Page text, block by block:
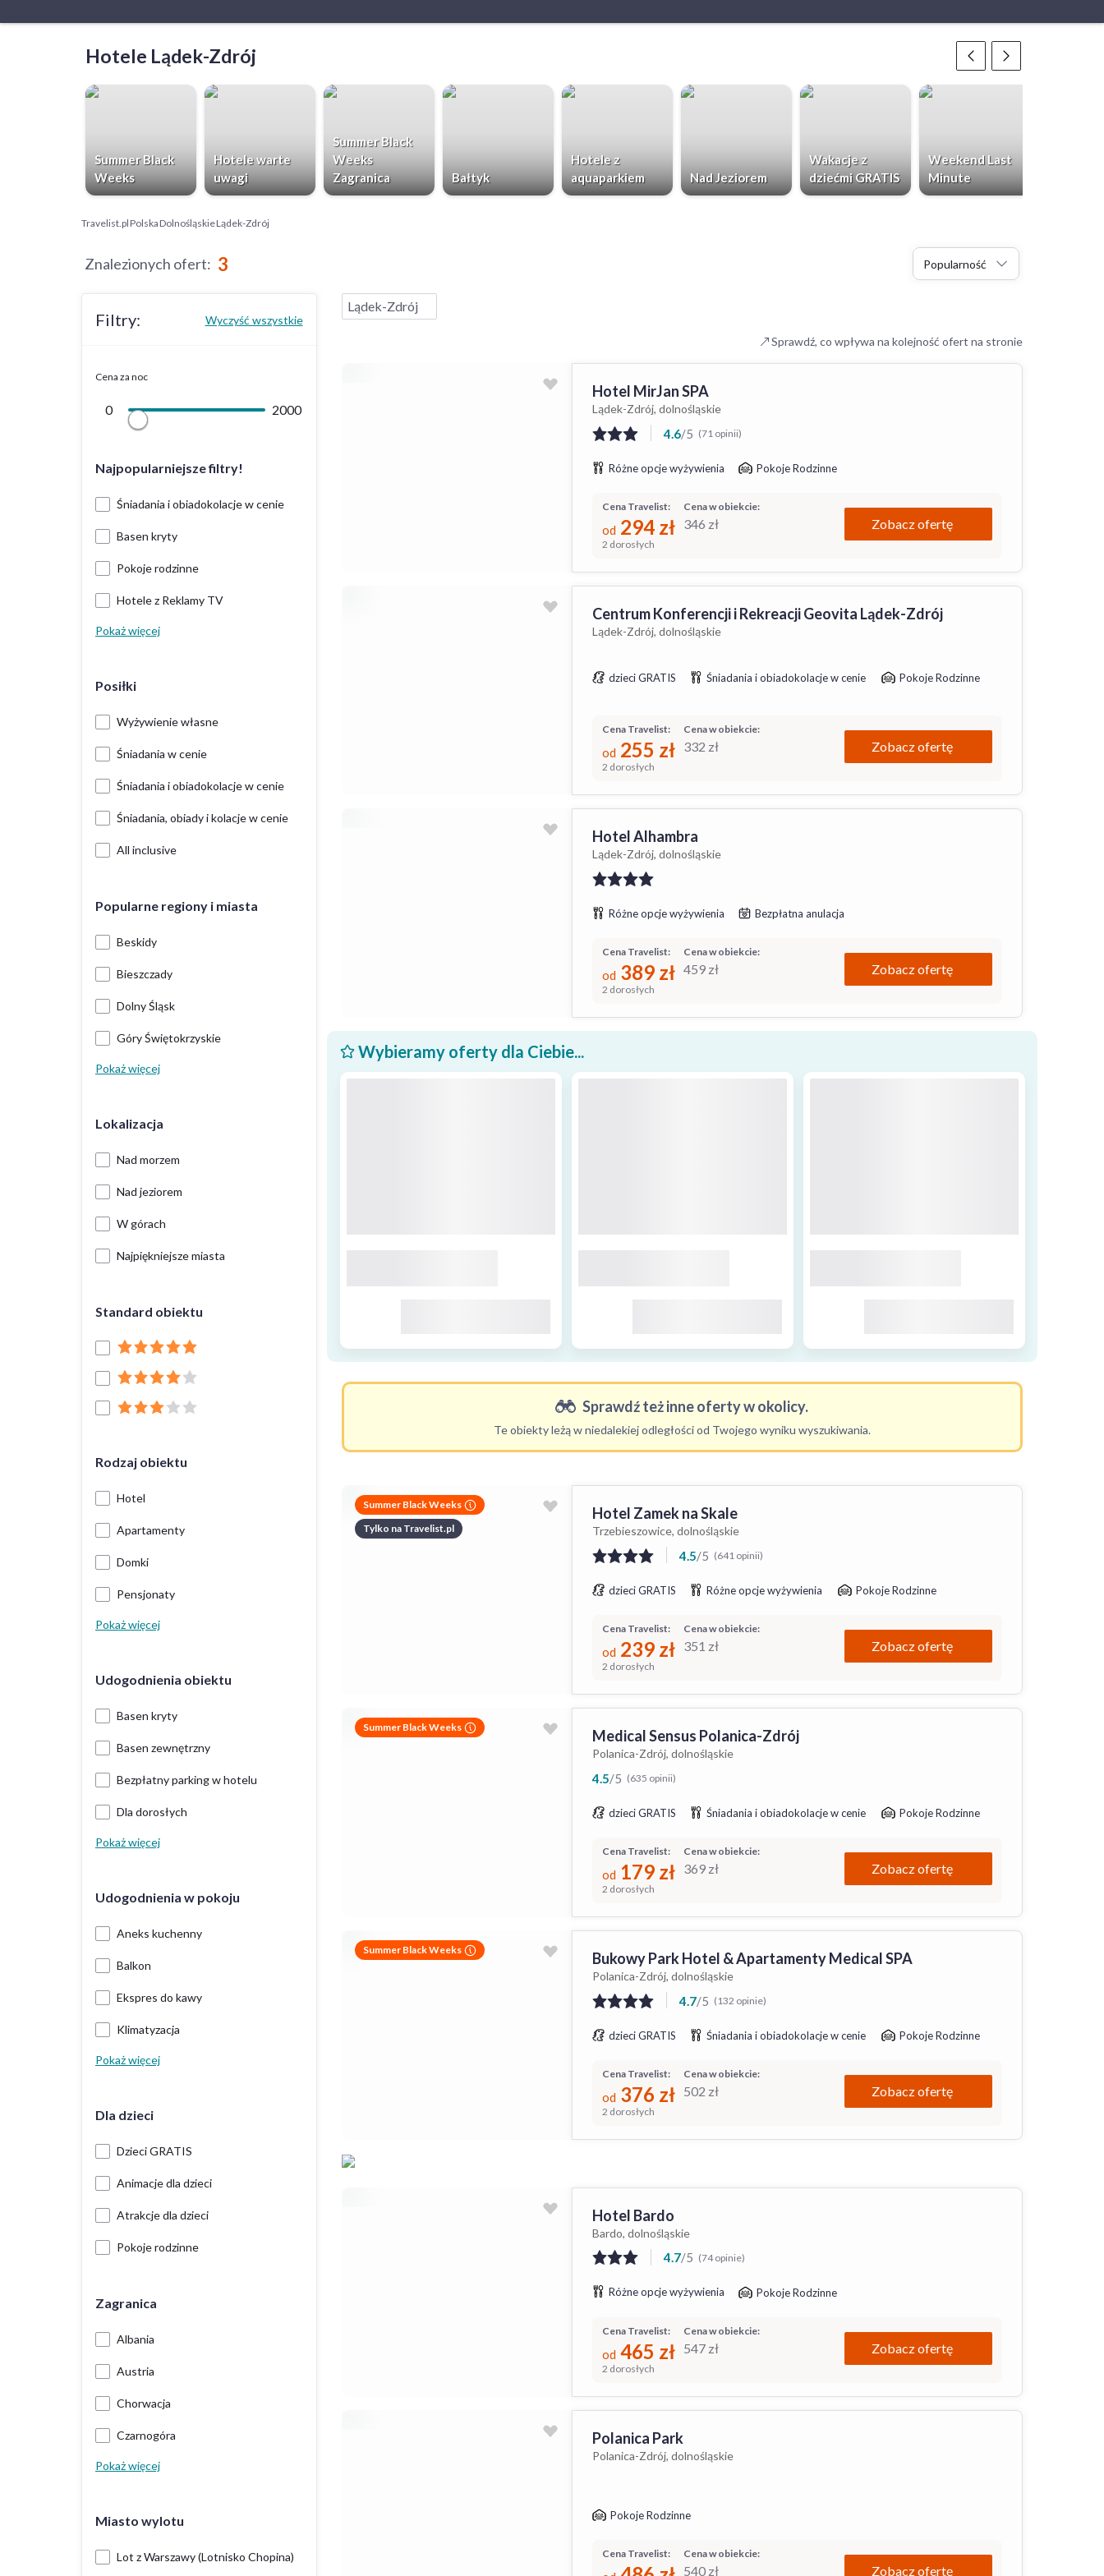
Hotele Lądek-Zdrój
Summer Black
Weeks
Hotele warte
uwagi
Summer Black
Weeks
Zagranica
Bałtyk
Hotele z
aquaparkiem
Nad Jeziorem
Wakacje z
dziećmi GRATIS
Weekend Last
Minute
Travelist.plPolskaDolnośląskieLądek-Zdrój
Znalezionych ofert: 3 Popularność
Filtry: Wyczyść wszystkie
Cena za noc
0 2000
Najpopularniejsze filtry!
Śniadania i obiadokolacje w cenie
Basen kryty
Pokoje rodzinne
Hotele z Reklamy TV
Pokaż więcej
Posiłki
Wyżywienie własne
Śniadania w cenie
Śniadania i obiadokolacje w cenie
Śniadania, obiady i kolacje w cenie
All inclusive
Popularne regiony i miasta
Beskidy
Bieszczady
Dolny Śląsk
Góry Świętokrzyskie
Pokaż więcej
Lokalizacja
Nad morzem
Nad jeziorem
W górach
Najpiękniejsze miasta
Standard obiektu
Rodzaj obiektu
Hotel
Apartamenty
Domki
Pensjonaty
Pokaż więcej
Udogodnienia obiektu
Basen kryty
Basen zewnętrzny
Bezpłatny parking w hotelu
Dla dorosłych
Pokaż więcej
Udogodnienia w pokoju
Aneks kuchenny
Balkon
Ekspres do kawy
Klimatyzacja
Pokaż więcej
Dla dzieci
Dzieci GRATIS
Animacje dla dzieci
Atrakcje dla dzieci
Pokoje rodzinne
Zagranica
Albania
Austria
Chorwacja
Czarnogóra
Pokaż więcej
Miasto wylotu
Lot z Warszawy (Lotnisko Chopina)
Lądek-Zdrój
Sprawdź, co wpływa na kolejność ofert na stronie
Hotel MirJan SPA
Lądek-Zdrój, dolnośląskie
4.6/5 (71 opinii)
Różne opcje wyżywienia Pokoje Rodzinne
Cena w obiekcie:
346 zł
Cena Travelist:
od 294 zł
2 dorosłych
Zobacz ofertę
Centrum Konferencji i Rekreacji Geovita Lądek-Zdrój
Lądek-Zdrój, dolnośląskie
dzieci GRATIS Śniadania i obiadokolacje w cenie Pokoje Rodzinne
Cena w obiekcie:
332 zł
Cena Travelist:
od 255 zł
2 dorosłych
Zobacz ofertę
Hotel Alhambra
Lądek-Zdrój, dolnośląskie
Różne opcje wyżywienia Bezpłatna anulacja
Cena w obiekcie:
459 zł
Cena Travelist:
od 389 zł
2 dorosłych
Zobacz ofertę
Wybieramy oferty dla Ciebie...
Sprawdź też inne oferty w okolicy.
Te obiekty leżą w niedalekiej odległości od Twojego wyniku wyszukiwania.
Summer Black Weeks
Tylko na Travelist.pl
Hotel Zamek na Skale
Trzebieszowice, dolnośląskie
4.5/5 (641 opinii)
dzieci GRATIS Różne opcje wyżywienia Pokoje Rodzinne
Cena w obiekcie:
351 zł
Cena Travelist:
od 239 zł
2 dorosłych
Zobacz ofertę
Summer Black Weeks Medical Sensus Polanica-Zdrój
Polanica-Zdrój, dolnośląskie
4.5/5 (635 opinii)
dzieci GRATIS Śniadania i obiadokolacje w cenie Pokoje Rodzinne
Cena w obiekcie:
369 zł
Cena Travelist:
od 179 zł
2 dorosłych
Zobacz ofertę
Summer Black Weeks Bukowy Park Hotel & Apartamenty Medical SPA
Polanica-Zdrój, dolnośląskie
4.7/5 (132 opinie)
dzieci GRATIS Śniadania i obiadokolacje w cenie Pokoje Rodzinne
Cena w obiekcie:
502 zł
Cena Travelist:
od 376 zł
2 dorosłych
Zobacz ofertę
Hotel Bardo
Bardo, dolnośląskie
4.7/5 (74 opinie)
Różne opcje wyżywienia Pokoje Rodzinne
Cena w obiekcie:
547 zł
Cena Travelist:
od 465 zł
2 dorosłych
Zobacz ofertę
Polanica Park
Polanica-Zdrój, dolnośląskie
Pokoje Rodzinne
Cena w obiekcie:
540 zł
Cena Travelist:
Zobacz ofertę